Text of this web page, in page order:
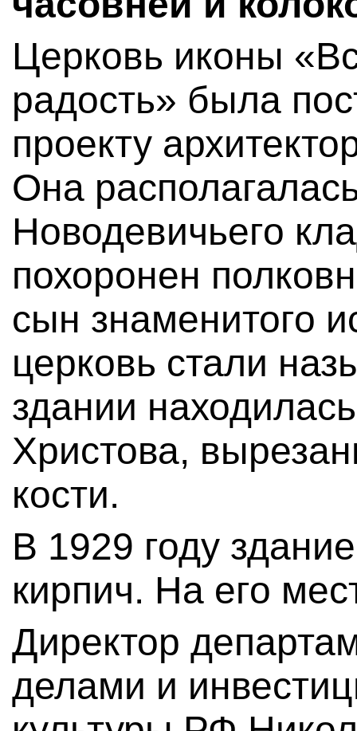
Церковь иконы
радость» была
проекту
Она
Новодевичьего
похоронен
сын знаменитого
церковь стали
здании
Христова,
кости.
В 1929 году
кирпич. На его
Директор
делами и